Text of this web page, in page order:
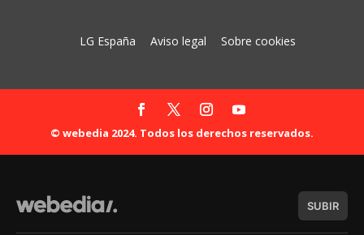
LG España Aviso legal Sobre cookies
© webedia 2024. Todos los derechos reservados.
SUBIR